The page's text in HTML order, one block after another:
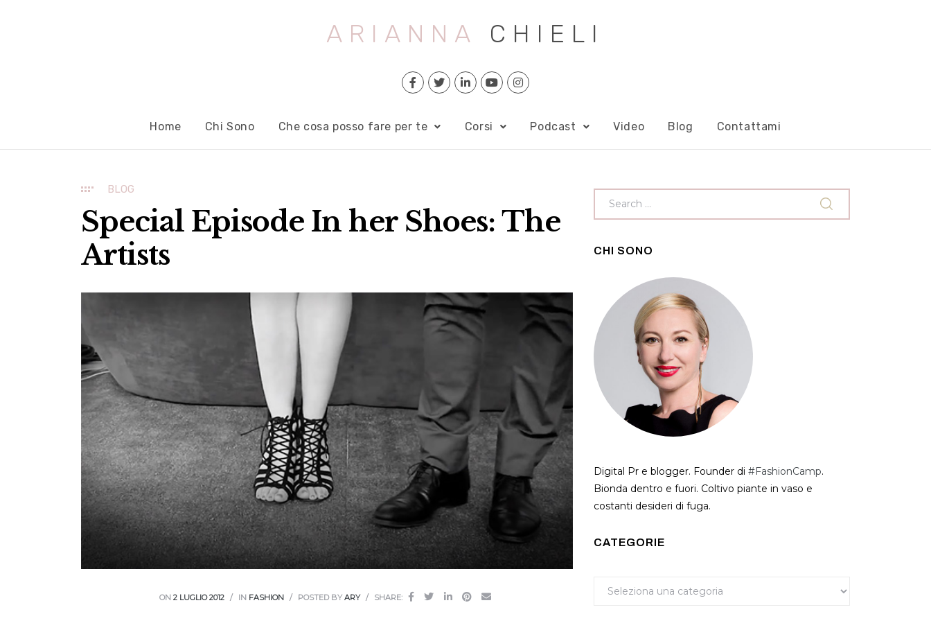
ARIANNA CHIELI
Home Chi Sono Che cosa posso fare per te Corsi Podcast Video Blog Contattami
BLOG
Special Episode In her Shoes: The
Artists
ON 2 LUGLIO 2012 IN FASHION POSTED BY ARY SHARE:
CHI SONO
Digital Pr e blogger. Founder di #FashionCamp.
Bionda dentro e fuori. Coltivo piante in vaso e
costanti desideri di fuga.
CATEGORIE